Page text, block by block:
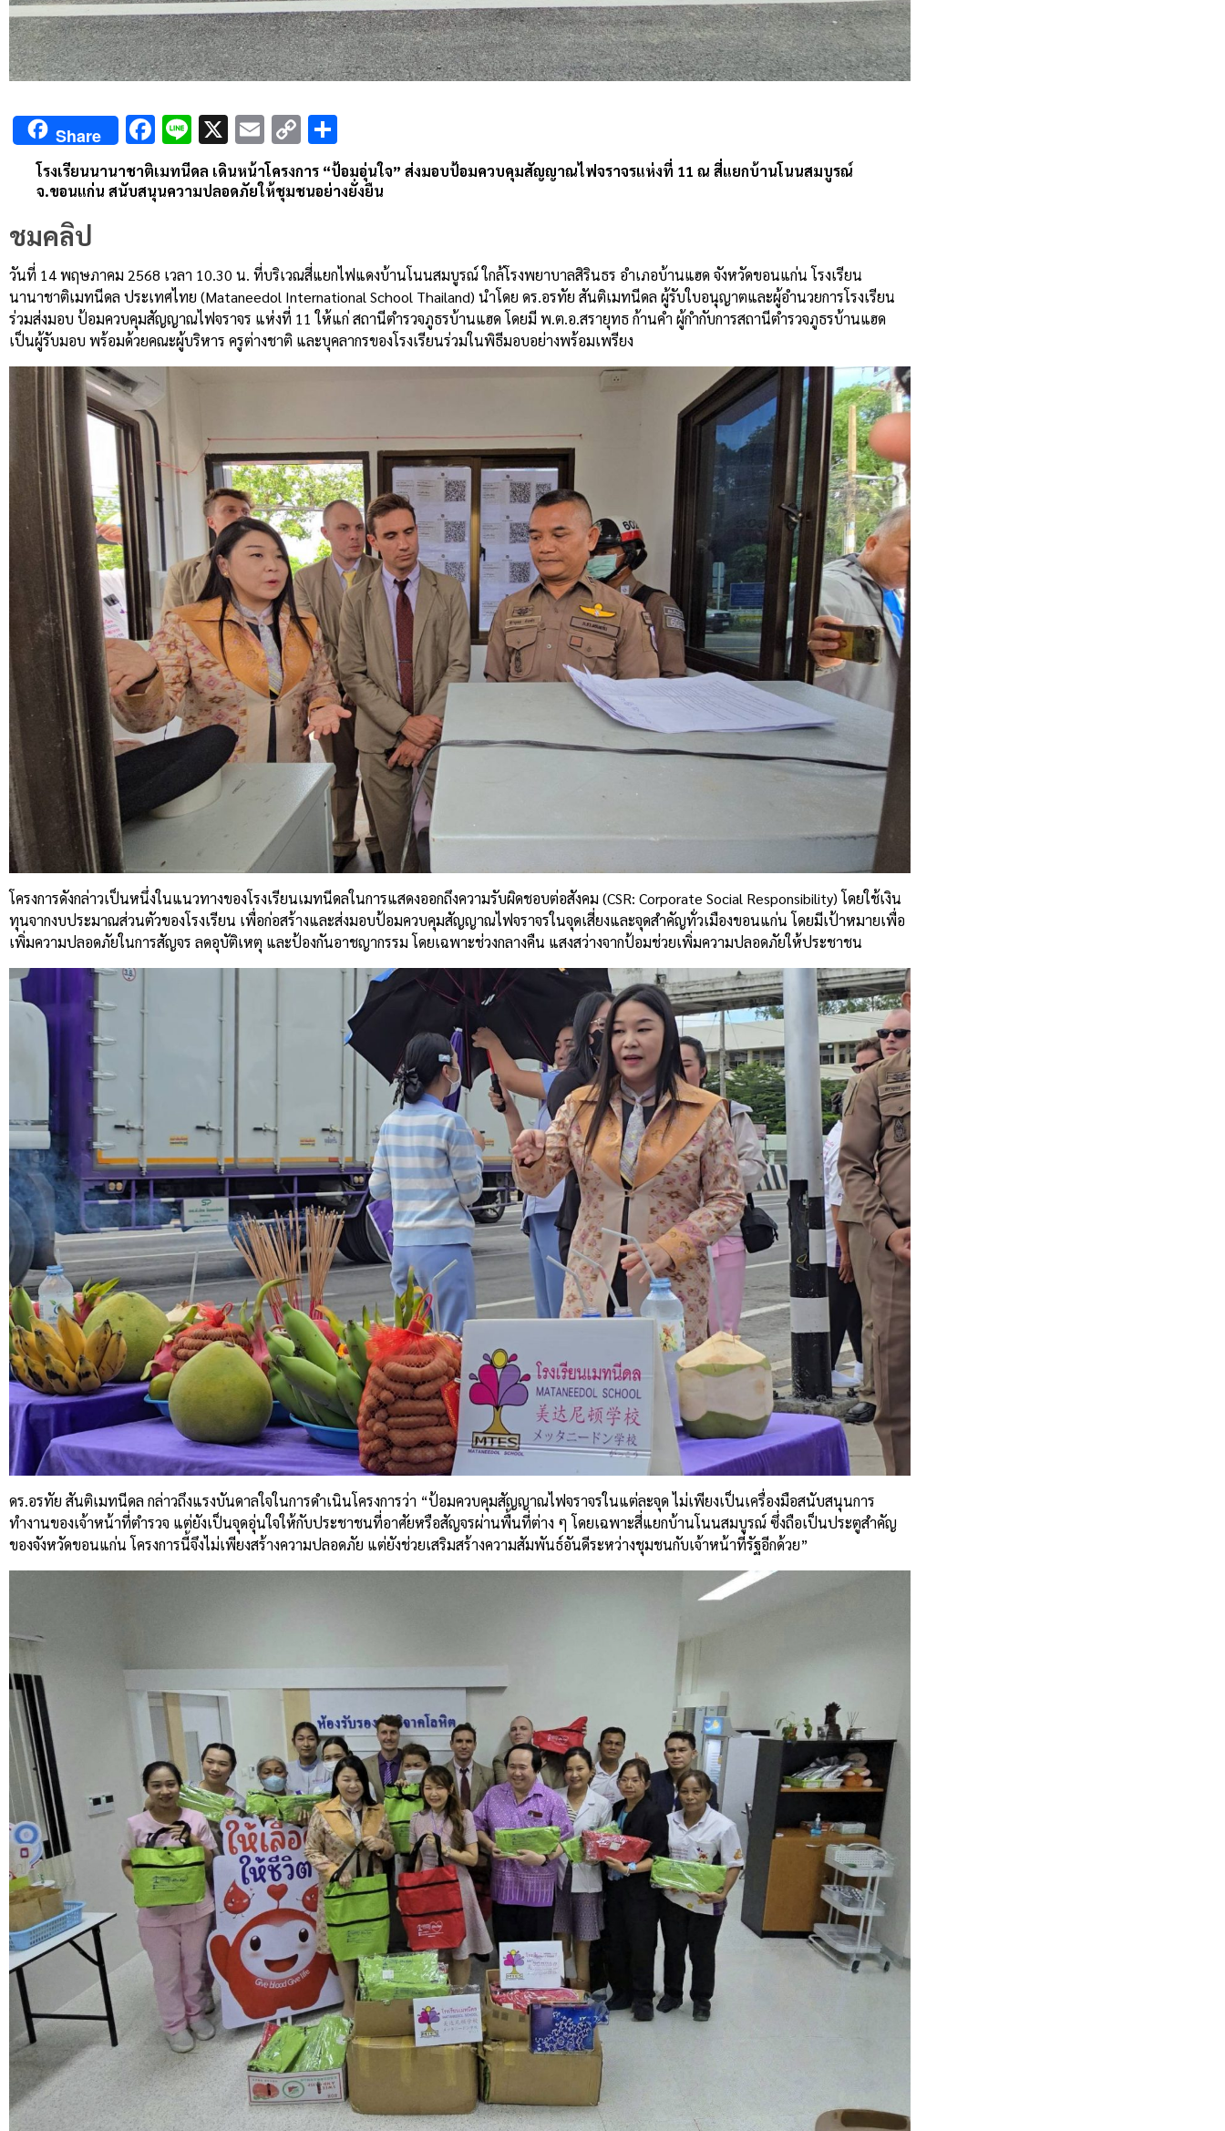
Share Facebook
Line
X Email
Copy
Link
โรงเรียนนานาชาติเมทนีดล เดินหน้าโครงการ “ป้อมอุ่นใจ” ส่งมอบป้อมควบคุมสัญญาณไฟจราจรแห่งที่ 11 ณ สี่แยกบ้านโนนสมบูรณ์
จ.ขอนแก่น สนับสนุนความปลอดภัยให้ชุมชนอย่างยั่งยืน
ชมคลิป
วันที่ 14 พฤษภาคม 2568 เวลา 10.30 น. ที่บริเวณสี่แยกไฟแดงบ้านโนนสมบูรณ์ ใกล้โรงพยาบาลสิรินธร อำเภอบ้านแฮด จังหวัดขอนแก่น โรงเรียน
นานาชาติเมทนีดล ประเทศไทย (Mataneedol International School Thailand) นำโดย ดร.อรทัย สันติเมทนีดล ผู้รับใบอนุญาตและผู้อำนวยการโรงเรียน
ร่วมส่งมอบ ป้อมควบคุมสัญญาณไฟจราจร แห่งที่ 11 ให้แก่ สถานีตำรวจภูธรบ้านแฮด โดยมี พ.ต.อ.สรายุทธ ก้านคำ ผู้กำกับการสถานีตำรวจภูธรบ้านแฮด
เป็นผู้รับมอบ พร้อมด้วยคณะผู้บริหาร ครูต่างชาติ และบุคลากรของโรงเรียนร่วมในพิธีมอบอย่างพร้อมเพรียง
โครงการดังกล่าวเป็นหนึ่งในแนวทางของโรงเรียนเมทนีดลในการแสดงออกถึงความรับผิดชอบต่อสังคม (CSR: Corporate Social Responsibility) โดยใช้เงิน
ทุนจากงบประมาณส่วนตัวของโรงเรียน เพื่อก่อสร้างและส่งมอบป้อมควบคุมสัญญาณไฟจราจรในจุดเสี่ยงและจุดสำคัญทั่วเมืองขอนแก่น โดยมีเป้าหมายเพื่อ
เพิ่มความปลอดภัยในการสัญจร ลดอุบัติเหตุ และป้องกันอาชญากรรม โดยเฉพาะช่วงกลางคืน แสงสว่างจากป้อมช่วยเพิ่มความปลอดภัยให้ประชาชน
ดร.อรทัย สันติเมทนีดล กล่าวถึงแรงบันดาลใจในการดำเนินโครงการว่า “ป้อมควบคุมสัญญาณไฟจราจรในแต่ละจุด ไม่เพียงเป็นเครื่องมือสนับสนุนการ
ทำงานของเจ้าหน้าที่ตำรวจ แต่ยังเป็นจุดอุ่นใจให้กับประชาชนที่อาศัยหรือสัญจรผ่านพื้นที่ต่าง ๆ โดยเฉพาะสี่แยกบ้านโนนสมบูรณ์ ซึ่งถือเป็นประตูสำคัญ
ของจังหวัดขอนแก่น โครงการนี้จึงไม่เพียงสร้างความปลอดภัย แต่ยังช่วยเสริมสร้างความสัมพันธ์อันดีระหว่างชุมชนกับเจ้าหน้าที่รัฐอีกด้วย”